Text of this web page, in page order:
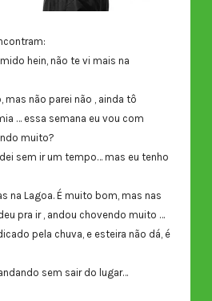
hein, não te vi mais na
mas não parei não , ainda tô
… essa semana eu vou com
muito?
sem ir um tempo… mas eu tenho
na Lagoa. É muito bom, mas nas
pra ir , andou chovendo muito …
pela chuva, e esteira não dá, é
sem sair do lugar…